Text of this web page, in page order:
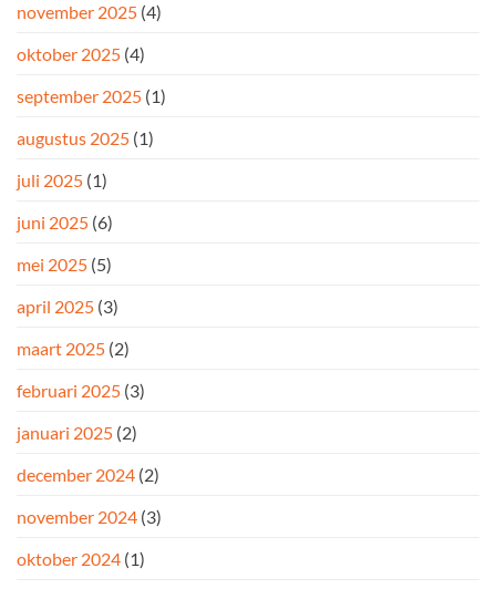
november 2025 (4)
oktober 2025 (4)
september 2025 (1)
augustus 2025 (1)
juli 2025 (1)
juni 2025 (6)
mei 2025 (5)
april 2025 (3)
maart 2025 (2)
februari 2025 (3)
januari 2025 (2)
december 2024 (2)
november 2024 (3)
oktober 2024 (1)